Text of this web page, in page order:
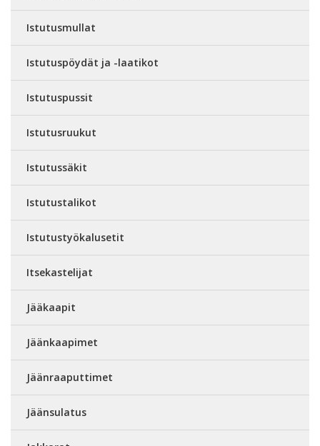
Istutusmullat
Istutuspöydät ja -laatikot
Istutuspussit
Istutusruukut
Istutussäkit
Istutustalikot
Istutustyökalusetit
Itsekastelijat
Jääkaapit
Jäänkaapimet
Jäänraaputtimet
Jäänsulatus